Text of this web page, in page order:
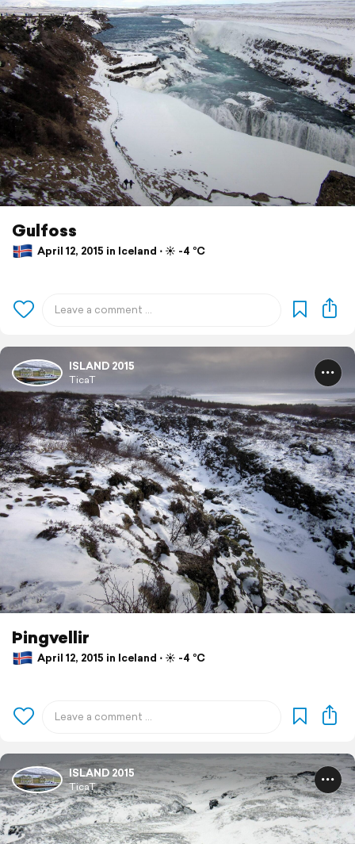
Gulfoss
April 12, 2015 in Iceland ⋅ ☀️ -4 °C
ISLAND 2015
TicaT
Þingvellir
April 12, 2015 in Iceland ⋅ ☀️ -4 °C
ISLAND 2015
TicaT